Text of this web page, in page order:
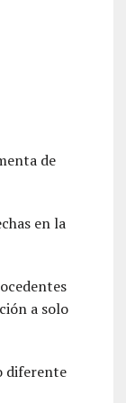
de
en la
a solo
diferente